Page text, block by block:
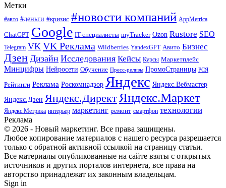
Метки
#авто #деньги #кризис #новости компаний AppMetrica
ChatGPT Google IT-специалисты myTracker Ozon Rustore SEO
Telegram VK VK Реклама Wildberries YandexGPT Авито Бизнес
Дзен Дизайн Исследования Кейсы Курсы Маркетплейс
Минцифры Нейросети Обучение Пресс-релизы ПромоСтраницы РСЯ
Рейтинги Реклама Роскомнадзор Яндекс Яндекс.Вебмастер
Яндекс.Дзен Яндекс.ДиректЯндекс.Маркет
Яндекс.Метрика интерьер маркетинг ремонт смартфон технологии
Реклама
© 2026 - Новый маркетинг. Все права защищены.
Любое копирование материалов с нашего ресурса разрешается
только с обратной активной ссылкой на страницу статьи.
Все материалы опубликованные на сайте взяты с открытых
источников и других порталов интернета, все права на
авторство принадлежат их законным владельцам.
Sign in